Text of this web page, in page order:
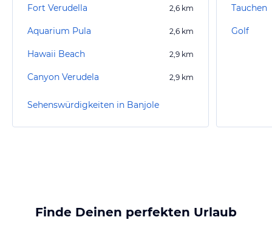
Fort Verudella 2,6 km
Aquarium Pula 2,6 km
Hawaii Beach 2,9 km
Canyon Verudela 2,9 km
Sehenswürdigkeiten in Banjole
Tauchen
Golf
Finde Deinen perfekten Urlaub